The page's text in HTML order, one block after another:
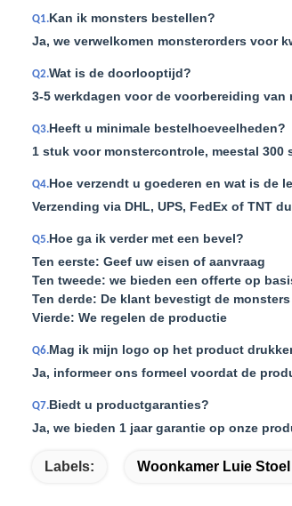
Q1.Kan ik monsters bestellen?
Ja, we verwelkomen monsterorders voor
Q2.Wat is de doorlooptijd?
3-5 werkdagen voor de voorbereiding
Q3.Heeft u minimale bestelhoeveelheden?
1 stuk voor monstercontrole, meestal
Q4.Hoe verzendt u goederen en wat is de
Verzending via DHL, UPS, FedEx of TNT
Q5.Hoe ga ik verder met een bevel?
Ten eerste: Geef uw eisen of aanvraag
Ten tweede: we bieden een offerte op
Ten derde: De klant bevestigt de
Vierde: We regelen de productie
Q6.Mag ik mijn logo op het product
Ja, informeer ons formeel voordat de
Q7.Biedt u productgaranties?
Ja, we bieden 1 jaar garantie op onze
Labels: Woonkamer Luie Stoel